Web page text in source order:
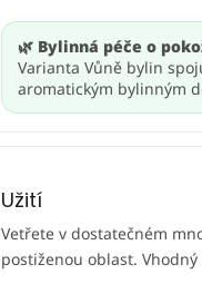
🌿 Bylinná péče o
Varianta Vůně bylin
aromatickým bylinným
Užití
Vetřete v dostatečném
postiženou oblast.